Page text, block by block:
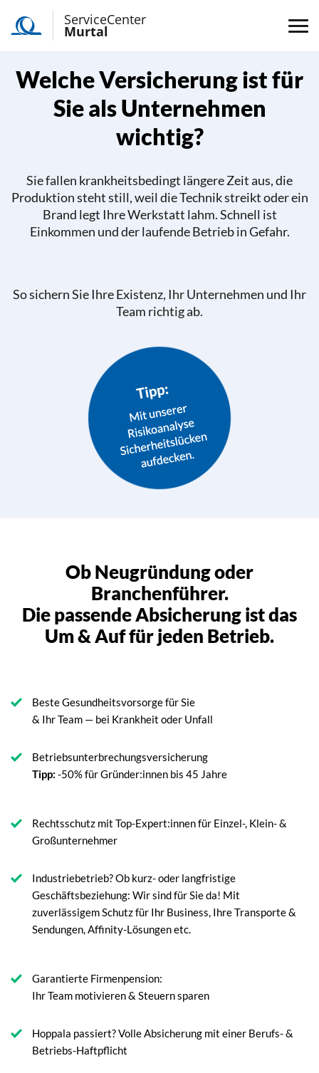
ServiceCenter
Murtal
Welche Versicherung ist für
Sie als Unternehmen
wichtig?
Sie fallen krankheitsbedingt längere Zeit aus, die
Produktion steht still, weil die Technik streikt oder ein
Brand legt Ihre Werkstatt lahm. Schnell ist
Einkommen und der laufende Betrieb in Gefahr.
So sichern Sie Ihre Existenz, Ihr Unternehmen und Ihr
Team richtig ab.
Ob Neugründung oder
Branchenführer.
Die passende Absicherung ist das
Um & Auf für jeden Betrieb.
Beste Gesundheitsvorsorge für Sie
& Ihr Team — bei Krankheit oder Unfall
Betriebsunterbrechungsversicherung
Tipp: -50% für Gründer:innen bis 45 Jahre
Rechtsschutz mit Top-Expert:innen für Einzel-, Klein- &
Großunternehmer
Industriebetrieb? Ob kurz- oder langfristige
Geschäftsbeziehung: Wir sind für Sie da! Mit
zuverlässigem Schutz für Ihr Business, Ihre Transporte &
Sendungen, Affinity-Lösungen etc.
Garantierte Firmenpension:
Ihr Team motivieren & Steuern sparen
Hoppala passiert? Volle Absicherung mit einer Berufs- &
Betriebs-Haftpflicht